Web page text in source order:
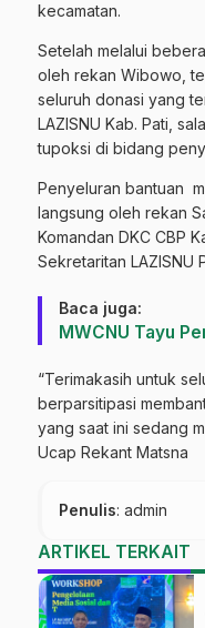
kecamatan.
Setelah melalui
oleh rekan Wibowo,
seluruh donasi yang
LAZISNU Kab. Pati,
tupoksi di bidang
Penyeluran bantuan
langsung oleh rekan
Komandan DKC CBP
Sekretaritan LAZISNU
Baca juga:
MWCNU Tayu
“Terimakasih untuk
berparsitipasi
yang saat ini sedang
Ucap Rekant Matsna
Penulis: admin
ARTIKEL TERKAIT